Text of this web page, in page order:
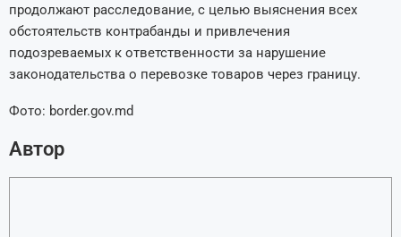
продолжают расследование, с целью выяснения всех
обстоятельств контрабанды и привлечения
подозреваемых к ответственности за нарушение
законодательства о перевозке товаров через границу.
Фото: border.gov.md
Автор